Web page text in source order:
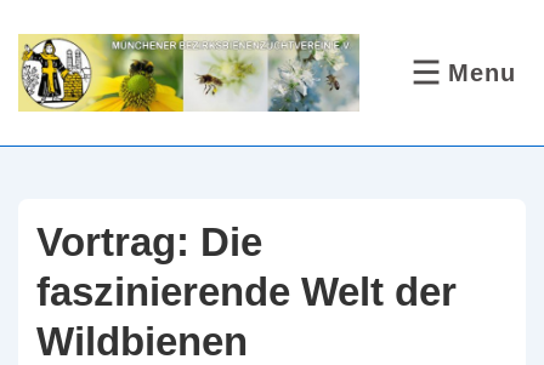
Zum
Inhalt
Menu
MENÜ
Vortrag: Die
faszinierende Welt der
Wildbienen